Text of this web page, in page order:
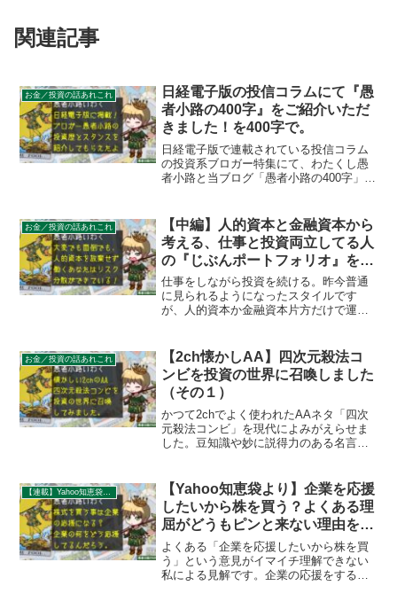
関連記事
お金／投資の話あれこれ
日経電子版の投信コラムにて『愚
者小路の400字』をご紹介いただ
きました！を400字で。
日経電子版で連載されている投信コラム
の投資系ブロガー特集にて、わたくし愚
者小路と当ブログ「愚者小路の400字」を
ております。ぜひご覧ください。
お金／投資の話あれこれ
【中編】人的資本と金融資本から
考える、仕事と投資両立してる人
の『じぶんポートフォリオ』を
400字で。
仕事をしながら投資を続ける。昨今普通
に見られるようになったスタイルです
が、人的資本か金融資本片方だけで運用
ると人的資本に悪影響が出てくる場合も
あるので可能な限り手のかからない方法
を模索するようにしましょう。
お金／投資の話あれこれ
【2ch懐かしAA】四次元殺法コ
ンビを投資の世界に召喚しました
（その１）
かつて2chでよく使われたAAネタ「四次
元殺法コンビ」を現代によみがえらせま
した。豆知識や妙に説得力のある名言を
した。
【Yahoo知恵袋より】企業を応援
したいから株を買う？よくある理
屈がどうもピンと来ない理由を
400字で。
よくある「企業を応援したいから株を買
う」という意見がイマイチ理解できない
私による見解です。企業の応援をするな